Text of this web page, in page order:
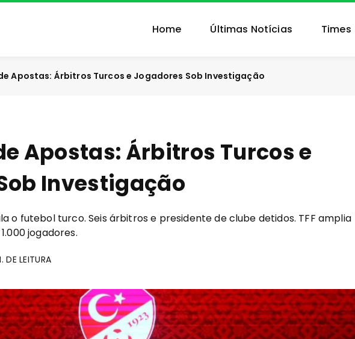
Home Últimas Notícias Times
Apostas: Árbitros Turcos e Jogadores Sob Investigação
Apostas: Árbitros Turcos e
Investigação
o futebol turco. Seis árbitros e presidente de clube detidos. TFF amplia
jogadores.
DE LEITURA